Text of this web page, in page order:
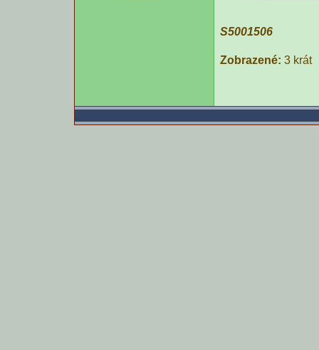
S5001506
Zobrazené: 3 krát